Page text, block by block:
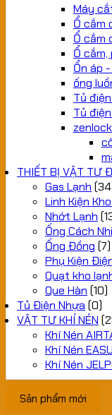
Máy
Ổ cắm
Ổ cắm
Ổ
Ổn áp
ống
Tủ
Tủ
zenlock
THIẾT BỊ VẬT TƯ
Gas Lạnh
Linh Kiện
Nhớt Lạnh
Ống Cách
Ống Đồng (7)
Phụ Kiện
Quạt kho
Que Hàn (10)
Tủ Điện Nhựa (0)
VẬT TƯ KHÍ NÉN
Khí Nén
Khí Nén
Khí Nén
Sản phẩm mới